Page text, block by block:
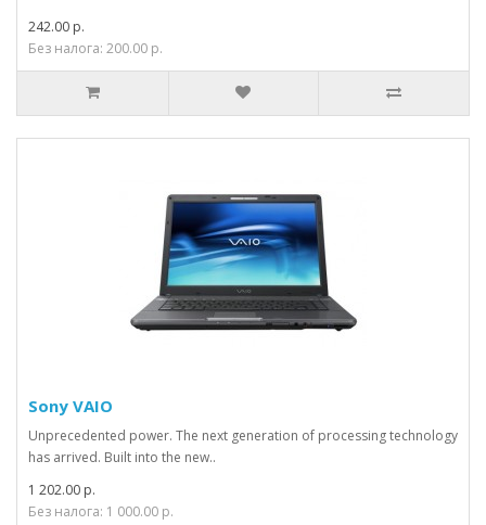
242.00 р.
Без налога: 200.00 р.
Sony VAIO
Unprecedented power. The next generation of processing technology
has arrived. Built into the new..
1 202.00 р.
Без налога: 1 000.00 р.